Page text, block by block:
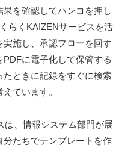
を確認してハンコを押し
らくKAIZENサービスを活
施し、承認フローを回す
に電子化して保管する
ときに記録をすぐに検索
ています。
は、情報システム部門が展
たちでテンプレートを作